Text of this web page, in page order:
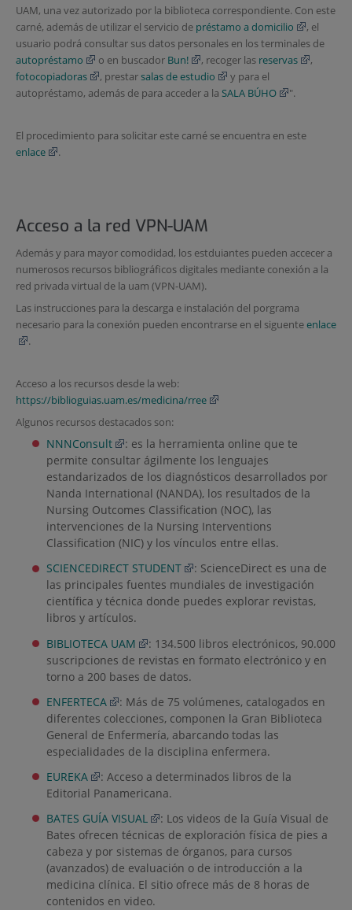
UAM, una vez autorizado por la biblioteca correspondiente. Con este
carné, además de utilizar el servicio de préstamo a domicilio
, el
usuario podrá consultar sus datos personales en los terminales de
autopréstamo
o en buscador Bun! , recoger las reservas
,
fotocopiadoras
, prestarsalas de estudio
y para el
autopréstamo, además de para acceder a la SALA BÚHO ".
El procedimiento para solicitar este carné se encuentra en este
enlace
.
Acceso a la red VPN-UAM
Además y para mayor comodidad, los estduiantes pueden accecer a
numerosos recursos bibliográficos digitales mediante conexión a la
red privada virtual de la uam (VPN-UAM).
Las instrucciones para la descarga e instalación del porgrama
necesario para la conexión pueden encontrarse en el siguenteenlace
.
Acceso a los recursos desde la web:
https://biblioguias.uam.es/medicina/rree
Algunos recursos destacados son:
NNNConsult
: es la herramienta online que te
permite consultar ágilmente los lenguajes
estandarizados de los diagnósticos desarrollados por
Nanda International (NANDA), los resultados de la
Nursing Outcomes Classification (NOC), las
intervenciones de la Nursing Interventions
Classification (NIC) y los vínculos entre ellas.
SCIENCEDIRECT STUDENT
: ScienceDirect es una de
las principales fuentes mundiales de investigación
científica y técnica donde puedes explorar revistas,
libros y artículos.
BIBLIOTECA UAM
: 134.500 libros electrónicos, 90.000
suscripciones de revistas en formato electrónico y en
torno a 200 bases de datos.
ENFERTECA
: Más de 75 volúmenes, catalogados en
diferentes colecciones, componen la Gran Biblioteca
General de Enfermería, abarcando todas las
especialidades de la disciplina enfermera.
EUREKA
: Acceso a determinados libros de la
Editorial Panamericana.
BATES GUÍA VISUAL
: Los videos de la Guía Visual de
Bates ofrecen técnicas de exploración física de pies a
cabeza y por sistemas de órganos, para cursos
(avanzados) de evaluación o de introducción a la
medicina clínica. El sitio ofrece más de 8 horas de
contenidos en video.